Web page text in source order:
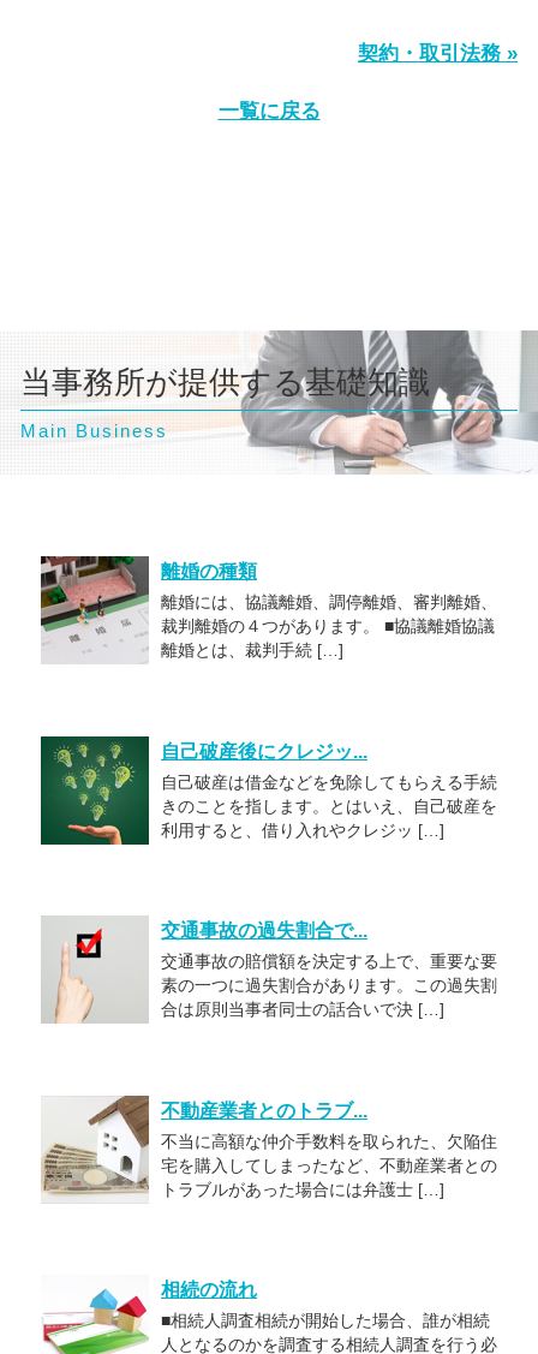
契約・取引法務 »
一覧に戻る
当事務所が提供する基礎知識
Main Business
離婚の種類
離婚には、協議離婚、調停離婚、審判離婚、
裁判離婚の４つがあります。 ■協議離婚協議
離婚とは、裁判手続 […]
自己破産後にクレジッ...
自己破産は借金などを免除してもらえる手続
きのことを指します。とはいえ、自己破産を
利用すると、借り入れやクレジッ […]
交通事故の過失割合で...
交通事故の賠償額を決定する上で、重要な要
素の一つに過失割合があります。この過失割
合は原則当事者同士の話合いで決 […]
不動産業者とのトラブ...
不当に高額な仲介手数料を取られた、欠陥住
宅を購入してしまったなど、不動産業者との
トラブルがあった場合には弁護士 […]
相続の流れ
■相続人調査相続が開始した場合、誰が相続
人となるのかを調査する相続人調査を行う必